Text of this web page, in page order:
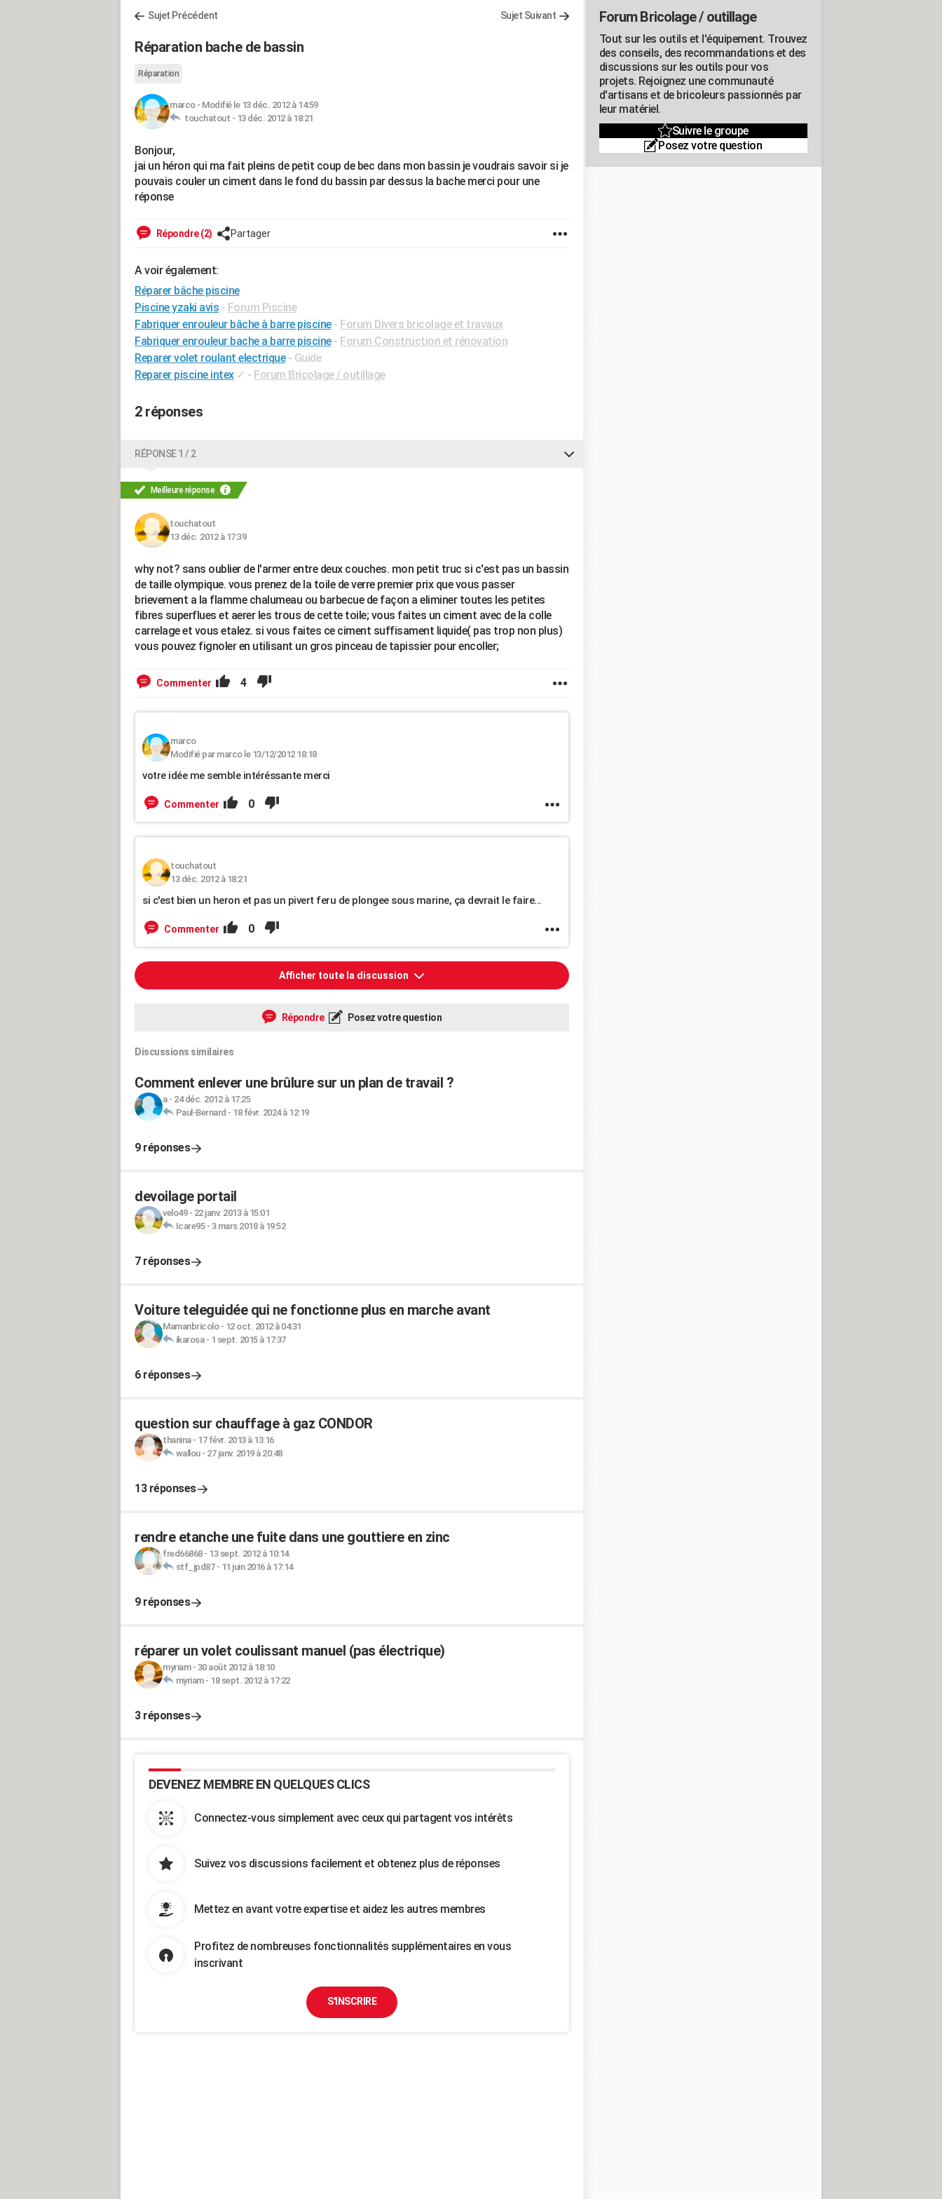
Sujet Précédent Sujet Suivant
Réparation bache de bassin
Réparation
marco- Modifié le 13 déc. 2012 à 14:59
touchatout - 13 déc. 2012 à 18:21
Bonjour,
jai un héron qui ma fait pleins de petit coup de bec dans mon bassin je voudrais savoir si je
pouvais couler un ciment dans le fond du bassin par dessus la bache merci pour une
réponse
Répondre (2) Partager
A voir également:
Réparer bâche piscine
Piscine yzaki avis - Forum Piscine
Fabriquer enrouleur bâche à barre piscine - Forum Divers bricolage et travaux
Fabriquer enrouleur bache a barre piscine - Forum Construction et rénovation
Reparer volet roulant electrique - Guide
Reparer piscine intex ✓ - Forum Bricolage / outillage
2 réponses
RÉPONSE 1 / 2
Meilleure réponse
touchatout
13 déc. 2012 à 17:39
why not? sans oublier de l'armer entre deux couches. mon petit truc si c'est pas un bassin
de taille olympique. vous prenez de la toile de verre premier prix que vous passer
brievement a la flamme chalumeau ou barbecue de façon a eliminer toutes les petites
fibres superflues et aerer les trous de cette toile; vous faites un ciment avec de la colle
carrelage et vous etalez. si vous faites ce ciment suffisament liquide( pas trop non plus)
vous pouvez fignoler en utilisant un gros pinceau de tapissier pour encoller;
Commenter 4
marco
Modifié par marco le 13/12/2012 18:18
votre idée me semble intéréssante merci
Commenter 0
touchatout
13 déc. 2012 à 18:21
si c'est bien un heron et pas un pivert feru de plongee sous marine, ça devrait le faire...
Commenter 0
Afficher toute la discussion
Répondre Posez votre question
Discussions similaires
Comment enlever une brûlure sur un plan de travail ?
a- 24 déc. 2012 à 17:25
Paul-Bernard - 18 févr. 2024 à 12:19
9 réponses
devoilage portail
velo49- 22 janv. 2013 à 15:01
Icare95- 3 mars 2018 à 19:52
7 réponses
Voiture teleguidée qui ne fonctionne plus en marche avant
Mamanbricolo- 12 oct. 2012 à 04:31
ikarosa- 1 sept. 2015 à 17:37
6 réponses
question sur chauffage à gaz CONDOR
thanina- 17 févr. 2013 à 13:16
wallou- 27 janv. 2019 à 20:48
13 réponses
rendre etanche une fuite dans une gouttiere en zinc
fred66868- 13 sept. 2012 à 10:14
stf_jpd87- 11 juin 2016 à 17:14
9 réponses
réparer un volet coulissant manuel (pas électrique)
myriam- 30 août 2012 à 18:10
myriam- 18 sept. 2012 à 17:22
3 réponses
DEVENEZ MEMBRE EN QUELQUES CLICS
Connectez-vous simplement avec ceux qui partagent vos intérêts
Suivez vos discussions facilement et obtenez plus de réponses
Mettez en avant votre expertise et aidez les autres membres
Profitez de nombreuses fonctionnalités supplémentaires en vous
inscrivant
S'INSCRIRE
Forum Bricolage / outillage
Tout sur les outils et l'équipement. Trouvez
des conseils, des recommandations et des
discussions sur les outils pour vos
projets. Rejoignez une communauté
d'artisans et de bricoleurs passionnés par
leur matériel.
Suivre le groupe
Posez votre question